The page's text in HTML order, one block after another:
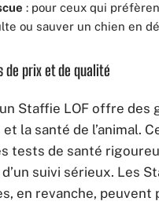
: pour ceux qui
ou sauver un chien en
de prix et de qualité
Staffie LOF offre des
la santé de l’animal.
tests de santé
suivi sérieux. Les
en revanche, peuvent